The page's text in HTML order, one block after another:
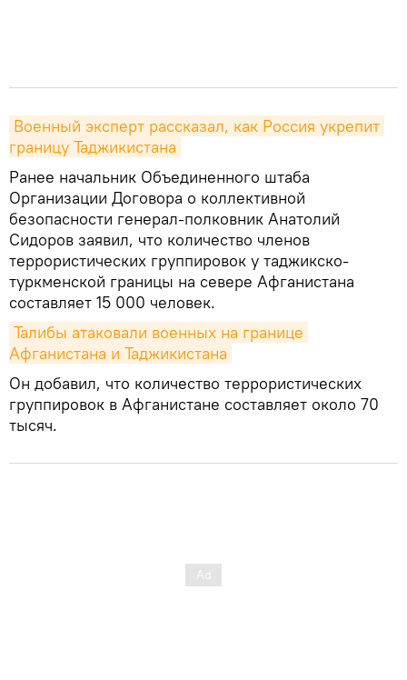
Военный эксперт рассказал, как Россия укрепит
границу Таджикистана
Ранее начальник Объединенного штаба
Организации Договора о коллективной
безопасности генерал-полковник Анатолий
Сидоров заявил, что количество членов
террористических группировок у таджикско-
туркменской границы на севере Афганистана
составляет 15 000 человек.
Талибы атаковали военных на границе
Афганистана и Таджикистана
Он добавил, что количество террористических
группировок в Афганистане составляет около 70
тысяч.